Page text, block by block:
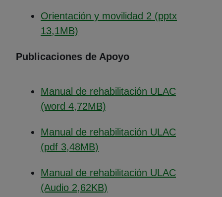
Orientación y movilidad 2 (pptx
13,1MB)
Publicaciones de Apoyo
Manual de rehabilitación ULAC
(word 4,72MB)
Manual de rehabilitación ULAC
(pdf 3,48MB)
Manual de rehabilitación ULAC
(Audio 2,62KB)